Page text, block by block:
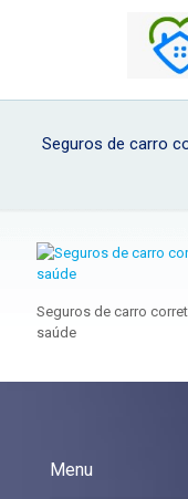
Seguros de carro
Seguros de carro
saúde
Menu